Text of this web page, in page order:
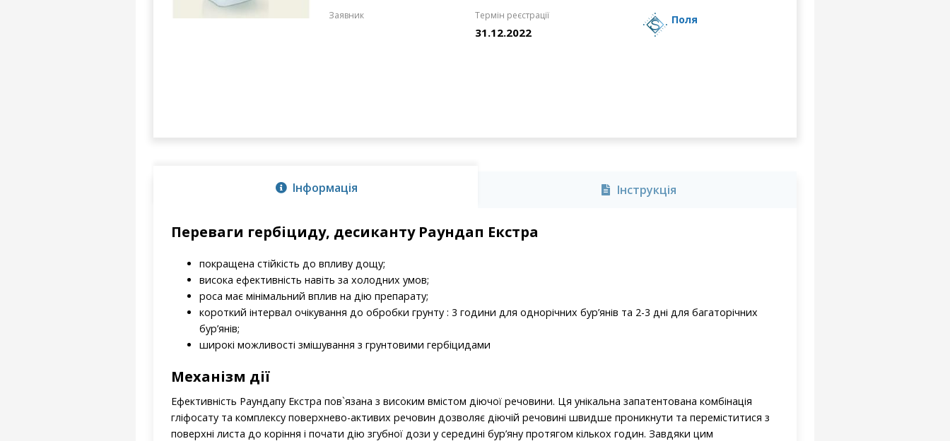
Заявник Термін реєстрації
31.12.2022
поля
Інформація Інструкція
Переваги гербіциду, десиканту Раундап Екстра
покращена стійкість до впливу дощу;
висока ефективність навіть за холодних умов;
роса має мінімальний вплив на дію препарату;
короткий інтервал очікування до обробки грунту : 3 години для однорічних бур’янів та 2-3 дні для багаторічних
бур’янів;
широкі можливості змішування з грунтовими гербіцидами
Механізм дії
Ефективність Раундапу Екстра пов`язана з високим вмістом діючої речовини. Ця унікальна запатентована комбінація
гліфосату та комплексу поверхнево-активих речовин дозволяє діючій речовині швидше проникнути та переміститися з
поверхні листа до коріння і почати дію згубної дози у середині бур’яну протягом кількох годин. Завдяки цим